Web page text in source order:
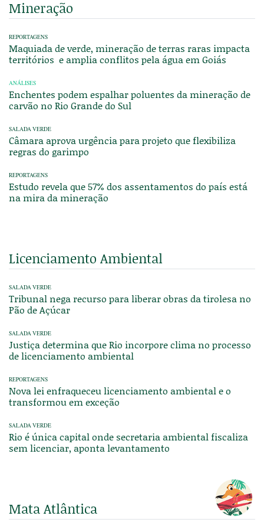
Mineração
REPORTAGENS
Maquiada de verde, mineração de terras raras impacta
territórios e amplia conflitos pela água em Goiás
ANÁLISES
Enchentes podem espalhar poluentes da mineração de
carvão no Rio Grande do Sul
SALADA VERDE
Câmara aprova urgência para projeto que flexibiliza
regras do garimpo
REPORTAGENS
Estudo revela que 57% dos assentamentos do país está
na mira da mineração
Licenciamento Ambiental
SALADA VERDE
Tribunal nega recurso para liberar obras da tirolesa no
Pão de Açúcar
SALADA VERDE
Justiça determina que Rio incorpore clima no processo
de licenciamento ambiental
REPORTAGENS
Nova lei enfraqueceu licenciamento ambiental e o
transformou em exceção
SALADA VERDE
Rio é única capital onde secretaria ambiental fiscaliza
sem licenciar, aponta levantamento
Mata Atlântica